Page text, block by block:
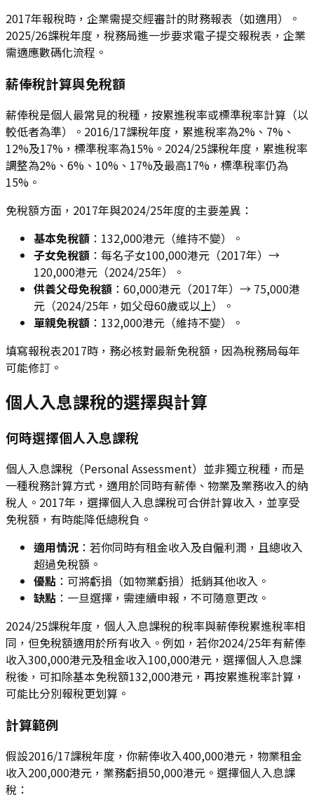
2017年報稅時，企業需提交經審計的財務報表（如適用）。
2025/26課稅年度，稅務局進一步要求電子提交報稅表，企業
需適應數碼化流程。
薪俸稅計算與免稅額
薪俸稅是個人最常見的稅種，按累進稅率或標準稅率計算（以
較低者為準）。2016/17課稅年度，累進稅率為2%、7%、
12%及17%，標準稅率為15%。2024/25課稅年度，累進稅率
調整為2%、6%、10%、17%及最高17%，標準稅率仍為
15%。
免稅額方面，2017年與2024/25年度的主要差異：
基本免稅額 ：132,000港元（維持不變）。
子女免稅額 ：每名子女100,000港元（2017年）→
120,000港元（2024/25年）。
供養父母免稅額 ：60,000港元（2017年）→ 75,000港
元（2024/25年，如父母60歲或以上）。
單親免稅額 ：132,000港元（維持不變）。
填寫報稅表2017時，務必核對最新免稅額，因為稅務局每年
可能修訂。
個人入息課稅的選擇與計算
何時選擇個人入息課稅
個人入息課稅（Personal Assessment）並非獨立稅種，而是
一種稅務計算方式，適用於同時有薪俸、物業及業務收入的納
稅人。2017年，選擇個人入息課稅可合併計算收入，並享受
免稅額，有時能降低總稅負。
適用情況 ：若你同時有租金收入及自僱利潤，且總收入
超過免稅額。
優點 ：可將虧損（如物業虧損）抵銷其他收入。
缺點 ：一旦選擇，需連續申報，不可隨意更改。
2024/25課稅年度，個人入息課稅的稅率與薪俸稅累進稅率相
同，但免稅額適用於所有收入。例如，若你2024/25年有薪俸
收入300,000港元及租金收入100,000港元，選擇個人入息課
稅後，可扣除基本免稅額132,000港元，再按累進稅率計算，
可能比分別報稅更划算。
計算範例
假設2016/17課稅年度，你薪俸收入400,000港元，物業租金
收入200,000港元，業務虧損50,000港元。選擇個人入息課
稅：